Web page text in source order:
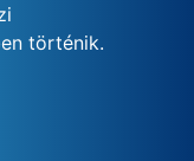
történik.